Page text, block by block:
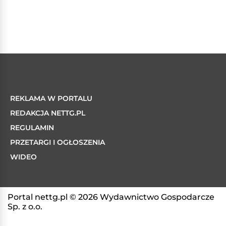
REKLAMA W PORTALU
REDAKCJA NETTG.PL
REGULAMIN
PRZETARGI I OGŁOSZENIA
WIDEO
Portal nettg.pl © 2026 Wydawnictwo Gospodarcze
Sp. z o.o.